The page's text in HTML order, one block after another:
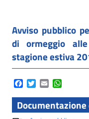
Avviso pubblico
di ormeggio
stagione estiva
Facebook
Twitter
Email
Documentazione